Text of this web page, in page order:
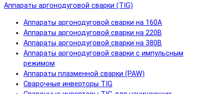
Аппараты аргонодуговой сварки (TIG)
Аппараты аргонодуговой сварки на 160А
Аппараты аргонодуговой сварки на 220В
Аппараты аргонодуговой сварки на 380В
Аппараты аргонодуговой сварки с импульсным
режимом
Аппараты плазменной сварки (PAW)
Сварочные инверторы TIG